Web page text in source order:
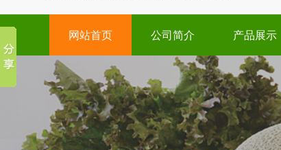
网站首页 公司简介 产品展示